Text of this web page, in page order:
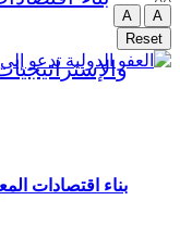
بناء اقتصادات
A
A
Reset